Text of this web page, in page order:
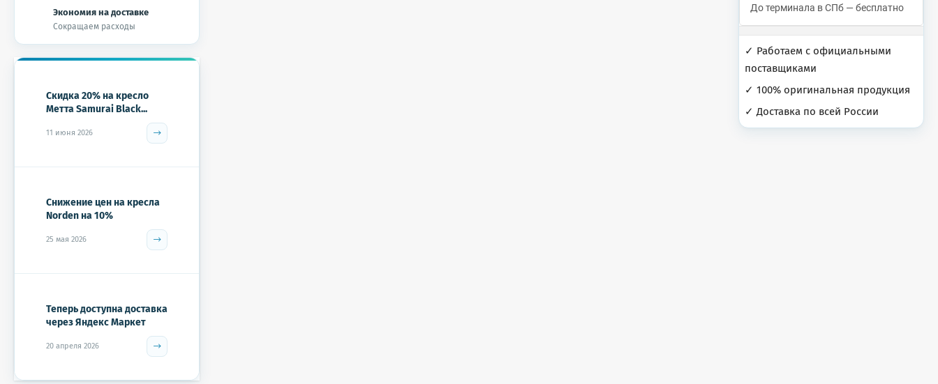
До терминала в СПб — бесплатно
✓ Работаем с официальными
поставщиками
✓ 100% оригинальная продукция
✓ Доставка по всей России
Экономия на доставке
Сокращаем расходы
Скидка 20% на кресло
Метта Samurai Black...
11 июня 2026
Снижение цен на кресла
Norden на 10%
25 мая 2026
Теперь доступна доставка
через Яндекс Маркет
20 апреля 2026